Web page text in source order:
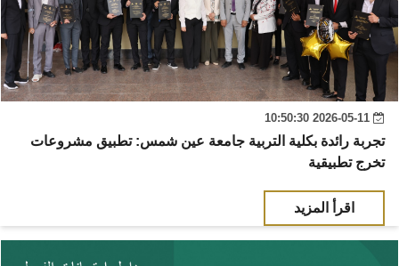
تجربة رائدة بكلية التربية جامعة عين شمس: تطبيق مشروعات
تخرج تطبيقية
اقرأ المزيد